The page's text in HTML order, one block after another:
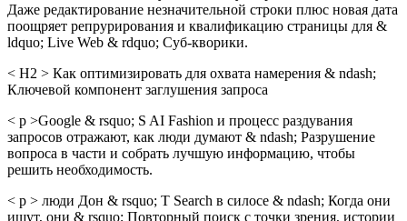
Даже редактирование незначительной строки плюс новая дата
поощряет репрурирования и квалификацию страницы для &
ldquo; Live Web & rdquo; Суб-кворики.
< H2 > Как оптимизировать для охвата намерения & ndash;
Ключевой компонент заглушения запроса
< p >Google & rsquo; S AI Fashion и процесс раздувания
запросов отражают, как люди думают & ndash; Разрушение
вопроса в части и собрать лучшую информацию, чтобы
решить необходимость.
< p > люди Дон & rsquo; T Search в силосе & ndash; Когда они
ищут, они & rsquo; Повторный поиск с точки зрения, истории